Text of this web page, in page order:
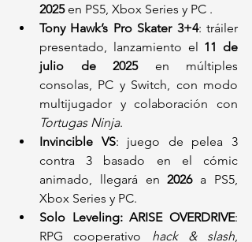
2025 en PS5, Xbox Series y PC .
Tony Hawk’s Pro Skater 3+4: tráiler
presentado, lanzamiento el 11 de
julio de 2025 en múltiples
consolas, PC y Switch, con modo
Tortugas Ninja.
Invincible VS: juego de pelea 3
contra 3 basado en el cómic
animado, llegará en 2026 a PS5,
Xbox Series y PC.
Solo Leveling: ARISE OVERDRIVE:
RPG cooperativo hack & slash